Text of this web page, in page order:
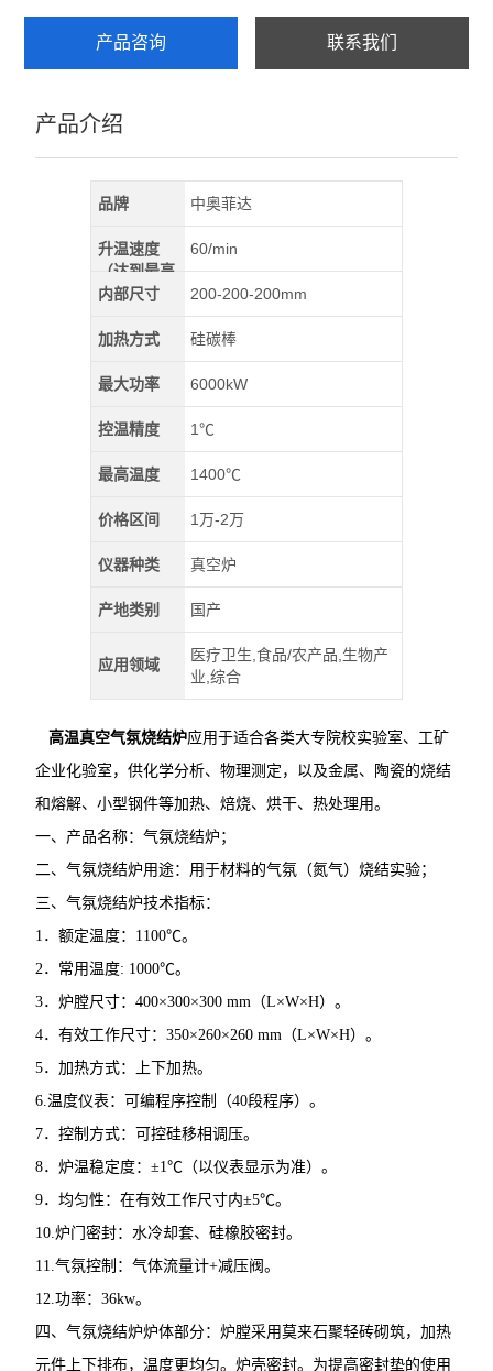
产品咨询 联系我们
产品介绍
品牌 中奥菲达
升温速度
（达到最高
温）
60/min
内部尺寸 200-200-200mm
加热方式 硅碳棒
最大功率 6000kW
控温精度 1℃
最高温度 1400℃
价格区间 1万-2万
仪器种类 真空炉
产地类别 国产
应用领域
医疗卫生,食品/农产品,生物产
业,综合
高温真空气氛烧结炉应用于适合各类大专院校实验室、工矿
企业化验室，供化学分析、物理测定，以及金属、陶瓷的烧结
和熔解、小型钢件等加热、焙烧、烘干、热处理用。
一、产品名称：气氛烧结炉；
二、气氛烧结炉用途：用于材料的气氛（氮气）烧结实验；
三、气氛烧结炉技术指标：
1．额定温度：1100℃。
2．常用温度: 1000℃。
3．炉膛尺寸：400×300×300 mm（L×W×H）。
4．有效工作尺寸：350×260×260 mm（L×W×H）。
5．加热方式：上下加热。
6.温度仪表：可编程序控制（40段程序）。
7．控制方式：可控硅移相调压。
8．炉温稳定度：±1℃（以仪表显示为准）。
9．均匀性：在有效工作尺寸内±5℃。
10.炉门密封：水冷却套、硅橡胶密封。
11.气氛控制：气体流量计+减压阀。
12.功率：36kw。
四、气氛烧结炉炉体部分：炉膛采用莫来石聚轻砖砌筑，加热
元件上下排布，温度更均匀。炉壳密封。为提高密封垫的使用